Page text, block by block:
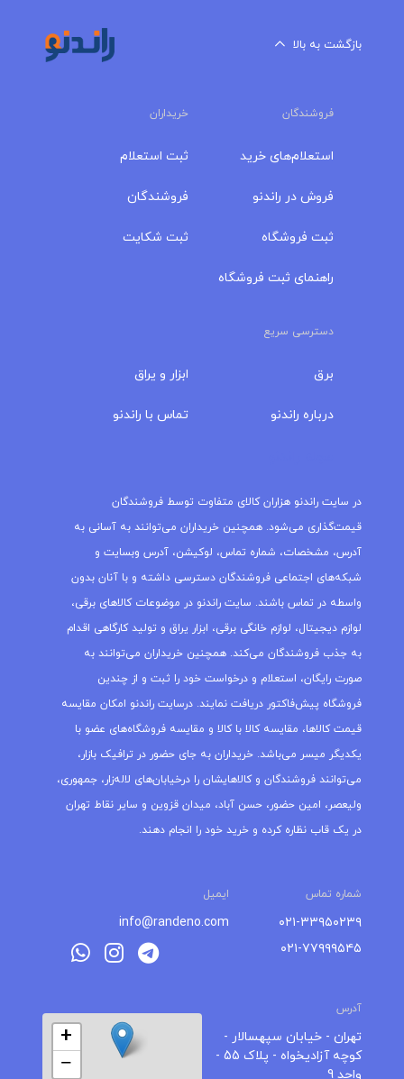
بازگشت به بالا
فروشندگان خریداران
استعلام‌های خرید
فروش در راندنو
ثبت فروشگاه
راهنمای ثبت فروشگاه
ثبت استعلام
فروشندگان
ثبت شکایت
دسترسی سریع
برق
درباره‌ راندنو
ابزار و یراق
تماس با راندنو
در سایت راندنو هزاران کالای متفاوت توسط فروشندگان
قیمت‌گذاری می‌شود. همچنین خریداران می‌توانند به آسانی به
آدرس، مشخصات، شماره تماس، لوکیشن، آدرس وبسایت و
شبکه‌های اجتماعی فروشندگان دسترسی داشته و با آنان بدون
واسطه در تماس باشند. سایت راندنو در موضوعات کالاهای برقی،
لوازم دیجیتال، لوازم خانگی برقی، ابزار یراق و تولید کارگاهی اقدام
به جذب فروشندگان می‌کند. همچنین خریداران می‌توانند به
صورت رایگان، استعلام و درخواست خود را ثبت و از چندین
فروشگاه پیش‌فاکتور دریافت نمایند. درسایت راندنو امکان مقایسه
قیمت کالاها، مقایسه کالا با کالا و مقایسه فروشگاه‌های عضو با
یکدیگر میسر می‌باشد. خریداران به جای حضور در ترافیک بازار،
می‌توانند فروشندگان و کالاهایشان را درخیابان‌های لاله‌زار، جمهوری،
ولیعصر، امین حضور، حسن آباد، میدان قزوین و سایر نقاط تهران
در یک قاب نظاره کرده و خرید خود را انجام دهند.
شماره تماس ایمیل
۰۲۱-۳۳۹۵۰۲۳۹
۰۲۱-۷۷۹۹۹۵۴۵
info@randeno.com
آدرس
تهران - خیابان سپهسالار -
کوچه آزادیخواه - پلاک 55 -
واحد 9
+
−